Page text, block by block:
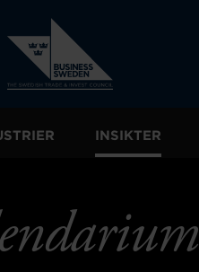
INSIKTER